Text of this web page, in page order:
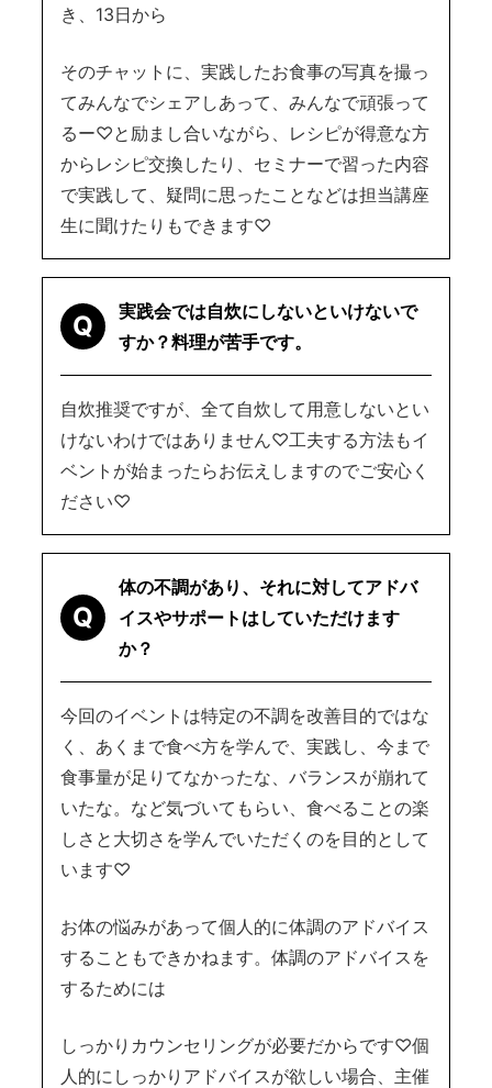
き、13日から
そのチャットに、実践したお食事の写真を撮っ
てみんなでシェアしあって、みんなで頑張って
るー♡と励まし合いながら、レシピが得意な方
からレシピ交換したり、セミナーで習った内容
で実践して、疑問に思ったことなどは担当講座
生に聞けたりもできます♡
Q
実践会では自炊にしないといけないで
すか？料理が苦手です。
自炊推奨ですが、全て自炊して用意しないとい
けないわけではありません♡工夫する方法もイ
ベントが始まったらお伝えしますのでご安心く
ださい♡
Q
体の不調があり、それに対してアドバ
イスやサポートはしていただけます
か？
今回のイベントは特定の不調を改善目的ではな
く、あくまで食べ方を学んで、実践し、今まで
食事量が足りてなかったな、バランスが崩れて
いたな。など気づいてもらい、食べることの楽
しさと大切さを学んでいただくのを目的として
います♡
お体の悩みがあって個人的に体調のアドバイス
することもできかねます。体調のアドバイスを
するためには
しっかりカウンセリングが必要だからです♡個
人的にしっかりアドバイスが欲しい場合、主催